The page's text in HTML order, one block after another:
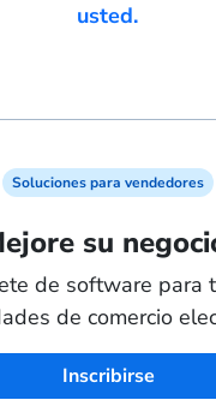
usted.
Soluciones para vendedores
su
de software para
de comercio
Inscribirse